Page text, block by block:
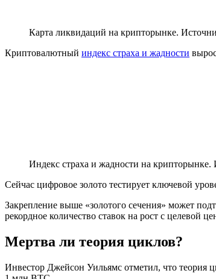
Карта ликвидаций на крипторынке.
Криптовалютный индекс страха и жадности
Индекс страха и жадности на крипторынке.
Сейчас цифровое золото тестирует ключевой
Закрепление выше «золотого сечения» может
рекордное количество ставок на рост с целевой
Мертва ли теория циклов?
Инвестор Джейсон Уильямс отметил, что теория